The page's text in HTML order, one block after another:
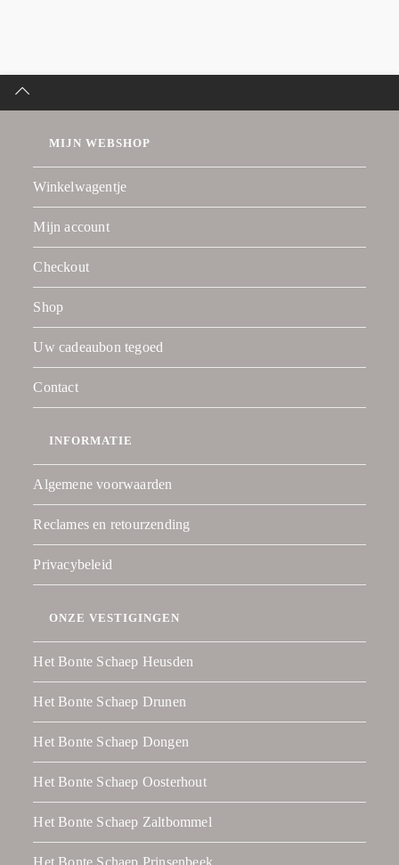
MIJN WEBSHOP
Winkelwagentje
Mijn account
Checkout
Shop
Uw cadeaubon tegoed
Contact
INFORMATIE
Algemene voorwaarden
Reclames en retourzending
Privacybeleid
ONZE VESTIGINGEN
Het Bonte Schaep Heusden
Het Bonte Schaep Drunen
Het Bonte Schaep Dongen
Het Bonte Schaep Oosterhout
Het Bonte Schaep Zaltbommel